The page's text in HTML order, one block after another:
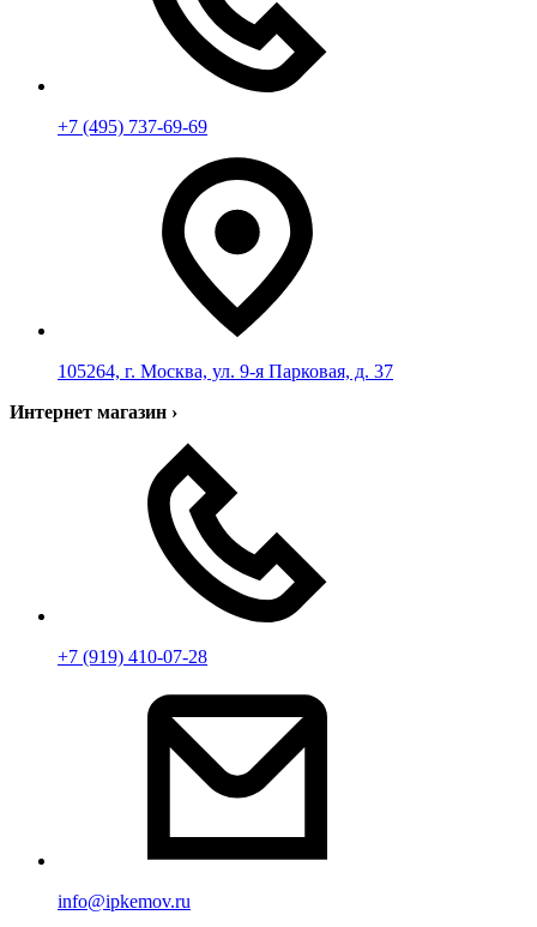
+7 (495) 737-69-69
105264, г. Москва, ул. 9-я Парковая, д. 37
Интернет магазин ›
+7 (919) 410-07-28
info@ipkemov.ru